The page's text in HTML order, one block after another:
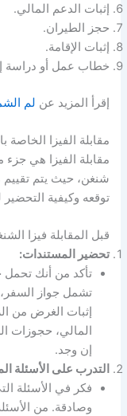
إثبات الدعم المالي.
حجز الطيران.
إثبات الإقامة.
خطاب عمل أو دراسة
إقرأ المزيد عن لم
مقابلة الفيزا الخاصة
مقابلة الفيزا هي
شنغن، حيث يتم
توقعه وكيفية التحضير
قبل المقابلة فيزا
تحضير المستندات:
تأكد من أنك تحمل
تشمل جواز
إثبات الغرض من
المالي، حجوزات
إن وجد.
التدرب على الأسئلة
فكر في الأسئلة
وصادقة. من